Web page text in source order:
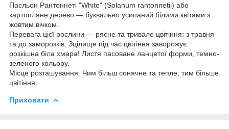
Пасльон Рантоннеті "White" (Solanum rantonnetii) або
картопляне дерево — буквально усипаний білими квітами з
жовтим вічком.
Перевага цієї рослини — рясне та тривале цвітіння: з травня
та до заморозків. Зцілище під час цвітіння заворожує:
розкішна біла хмара! Листя пасоване ланцетої форми, темно-
зеленого кольору.
Місце розташування: Чим більш сонячне та тепле, тим більше
цвітіння.
Приховати